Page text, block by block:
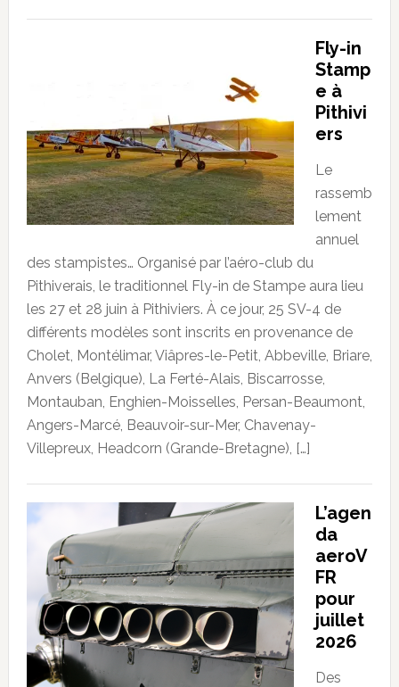
Fly-in
Stamp
e à
Pithivi
ers
Le
rassemb
lement
annuel
des stampistes… Organisé par l’aéro-club du
Pithiverais, le traditionnel Fly-in de Stampe aura lieu
les 27 et 28 juin à Pithiviers. À ce jour, 25 SV-4 de
différents modèles sont inscrits en provenance de
Cholet, Montélimar, Viâpres-le-Petit, Abbeville, Briare,
Anvers (Belgique), La Ferté-Alais, Biscarrosse,
Montauban, Enghien-Moisselles, Persan-Beaumont,
Angers-Marcé, Beauvoir-sur-Mer, Chavenay-
Villepreux, Headcorn (Grande-Bretagne), […]
L’agen
da
aeroV
FR
pour
juillet
2026
Des